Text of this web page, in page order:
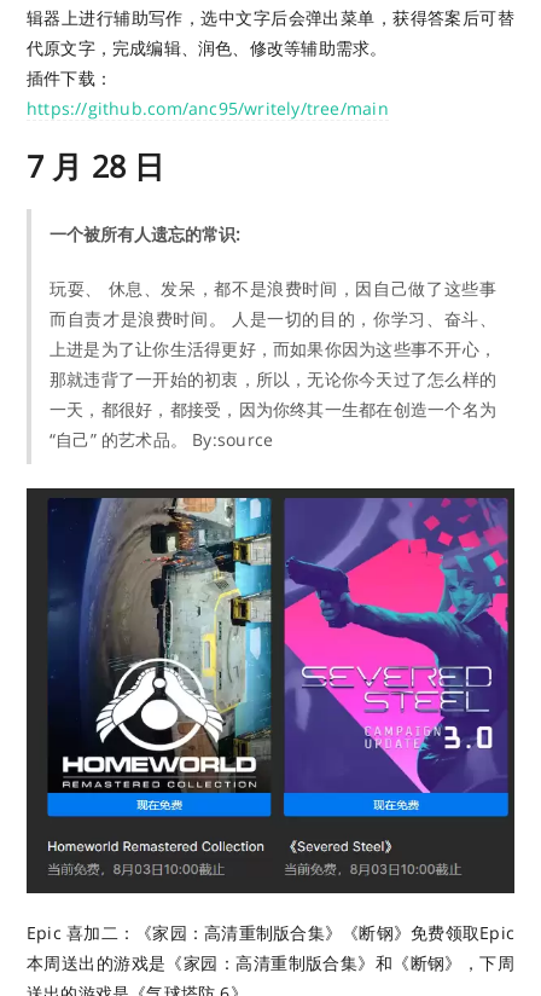
辑器上进行辅助写作，选中文字后会弹出菜单，获得答案后可替
代原文字，完成编辑、润色、修改等辅助需求。
插件下载：
https://github.com/anc95/writely/tree/main
7 月 28 日
一个被所有人遗忘的常识:
玩耍、 休息、发呆，都不是浪费时间，因自己做了这些事
而自责才是浪费时间。 人是一切的目的，你学习、奋斗、
上进是为了让你生活得更好，而如果你因为这些事不开心，
那就违背了一开始的初衷，所以，无论你今天过了怎么样的
一天，都很好，都接受，因为你终其一生都在创造一个名为
“自己” 的艺术品。 By:source
Epic 喜加二：《家园：高清重制版合集》《断钢》免费领取Epic
本周送出的游戏是《家园：高清重制版合集》和《断钢》，下周